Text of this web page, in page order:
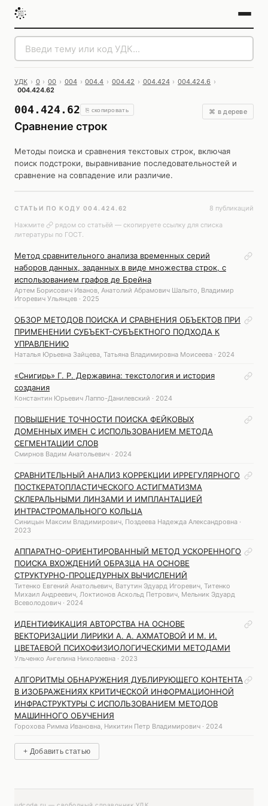
УДК › 0 › 00 › 004 › 004.4 › 004.42 › 004.424 › 004.424.6 ›
004.424.62
004.424.62 ⎘ скопировать
Сравнение строк
⌘ в дереве
Методы поиска и сравнения текстовых строк, включая
поиск подстроки, выравнивание последовательностей и
сравнение на совпадение или различие.
СТАТЬИ ПО КОДУ 004.424.62
8 публикаций
Нажмите
рядом со статьёй — скопируете ссылку для списка
литературы по ГОСТ.
Метод сравнительного анализа временных серий
наборов данных, заданных в виде множества строк, с
использованием графов де Брейна
Артем Борисович Иванов, Анатолий Абрамович Шалыто, Владимир
Игоревич Ульянцев · 2025
ОБЗОР МЕТОДОВ ПОИСКА И СРАВНЕНИЯ ОБЪЕКТОВ ПРИ
ПРИМЕНЕНИИ СУБЪЕКТ-СУБЪЕКТНОГО ПОДХОДА К
УПРАВЛЕНИЮ
Наталья Юрьевна Зайцева, Татьяна Владимировна Моисеева · 2024
«Снигирь» Г. Р. Державина: текстология и история
создания
Константин Юрьевич Лаппо-Данилевский · 2024
ПОВЫШЕНИЕ ТОЧНОСТИ ПОИСКА ФЕЙКОВЫХ
ДОМЕННЫХ ИМЕН С ИСПОЛЬЗОВАНИЕМ МЕТОДА
СЕГМЕНТАЦИИ СЛОВ
Смирнов Вадим Анатольевич · 2024
СРАВНИТЕЛЬНЫЙ АНАЛИЗ КОРРЕКЦИИ ИРРЕГУЛЯРНОГО
ПОСТКЕРАТОПЛАСТИЧЕСКОГО АСТИГМАТИЗМА
СКЛЕРАЛЬНЫМИ ЛИНЗАМИ И ИМПЛАНТАЦИЕЙ
ИНТРАСТРОМАЛЬНОГО КОЛЬЦА
Синицын Максим Владимирович, Поздеева Надежда Александровна ·
2023
АППАРАТНО-ОРИЕНТИРОВАННЫЙ МЕТОД УСКОРЕННОГО
ПОИСКА ВХОЖДЕНИЙ ОБРАЗЦА НА ОСНОВЕ
СТРУКТУРНО-ПРОЦЕДУРНЫХ ВЫЧИСЛЕНИЙ
Титенко Евгений Анатольевич, Ватутин Эдуард Игоревич, Титенко
Михаил Андреевич, Локтионов Аскольд Петрович, Мельник Эдуард
Всеволодович · 2024
ИДЕНТИФИКАЦИЯ АВТОРСТВА НА ОСНОВЕ
ВЕКТОРИЗАЦИИ ЛИРИКИ А. А. АХМАТОВОЙ И М. И.
ЦВЕТАЕВОЙ ПСИХОФИЗИОЛОГИЧЕСКИМИ МЕТОДАМИ
Ульченко Ангелина Николаевна · 2023
АЛГОРИТМЫ ОБНАРУЖЕНИЯ ДУБЛИРУЮЩЕГО КОНТЕНТА
В ИЗОБРАЖЕНИЯХ КРИТИЧЕСКОЙ ИНФОРМАЦИОННОЙ
ИНФРАСТРУКТУРЫ С ИСПОЛЬЗОВАНИЕМ МЕТОДОВ
МАШИННОГО ОБУЧЕНИЯ
Горохова Римма Ивановна, Никитин Петр Владимирович · 2024
+ Добавить статью
udcode.ru — свободный справочник УДК